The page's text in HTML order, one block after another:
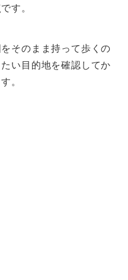
す。
そのまま持って歩くの
い目的地を確認してか
。